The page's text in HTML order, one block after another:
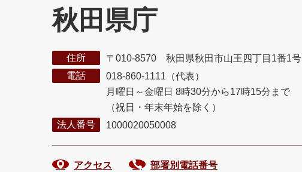
秋田県庁
住所
〒010-8570 秋田県秋田市山王四丁目1番1号
電話
018-860-1111（代表）
月曜日～金曜日 8時30分から17時15分まで
（祝日・年末年始を除く）
法人番号
1000020050008
アクセス 部署別電話番号